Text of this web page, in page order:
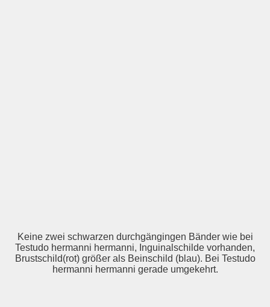
Keine zwei schwarzen durchgängingen Bänder wie bei
Testudo hermanni hermanni, Inguinalschilde vorhanden,
Brustschild(rot) größer als Beinschild (blau). Bei Testudo
hermanni hermanni gerade umgekehrt.